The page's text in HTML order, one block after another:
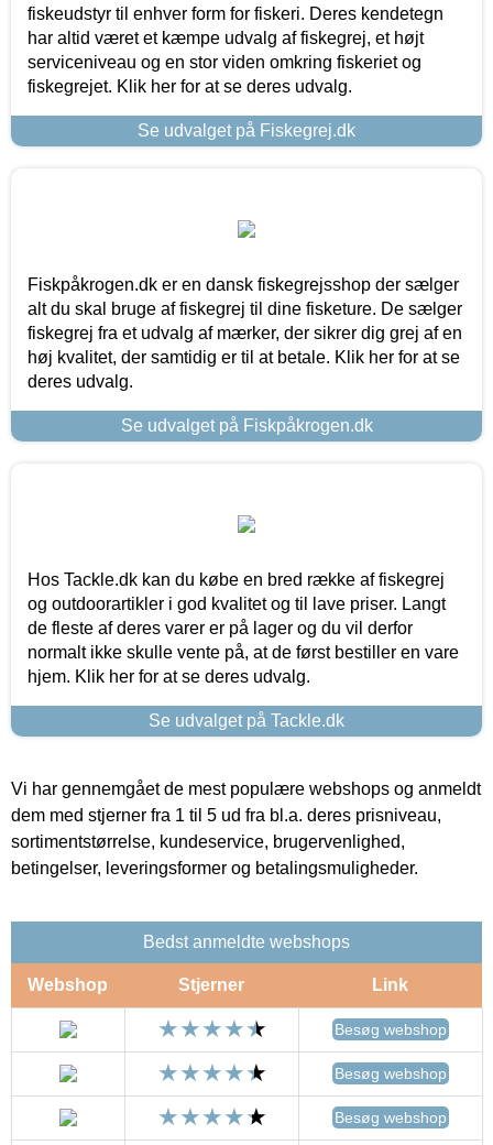
fiskeudstyr til enhver form for fiskeri. Deres kendetegn
har altid været et kæmpe udvalg af fiskegrej, et højt
serviceniveau og en stor viden omkring fiskeriet og
fiskegrejet. Klik her for at se deres udvalg.
Se udvalget på Fiskegrej.dk
Fiskpåkrogen.dk er en dansk fiskegrejsshop der sælger
alt du skal bruge af fiskegrej til dine fisketure. De sælger
fiskegrej fra et udvalg af mærker, der sikrer dig grej af en
høj kvalitet, der samtidig er til at betale. Klik her for at se
deres udvalg.
Se udvalget på Fiskpåkrogen.dk
Hos Tackle.dk kan du købe en bred række af fiskegrej
og outdoorartikler i god kvalitet og til lave priser. Langt
de fleste af deres varer er på lager og du vil derfor
normalt ikke skulle vente på, at de først bestiller en vare
hjem. Klik her for at se deres udvalg.
Se udvalget på Tackle.dk
Vi har gennemgået de mest populære webshops og anmeldt
dem med stjerner fra 1 til 5 ud fra bl.a. deres prisniveau,
sortimentstørrelse, kundeservice, brugervenlighed,
betingelser, leveringsformer og betalingsmuligheder.
Bedst anmeldte webshops
Webshop Stjerner Link
Besøg webshop
Besøg webshop
Besøg webshop